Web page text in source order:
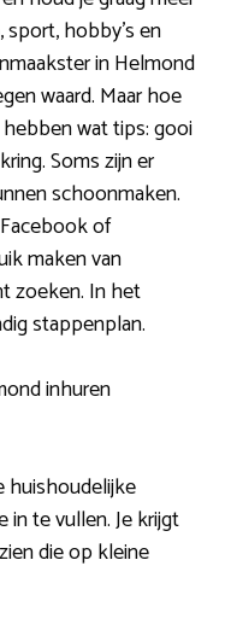
hobby’s en
in Helmond
waard. Maar hoe
wat tips: gooi
Soms zijn er
schoonmaken.
of
maken van
zoeken. In het
stappenplan.
inhuren
huishoudelijke
te vullen. Je krijgt
die op kleine